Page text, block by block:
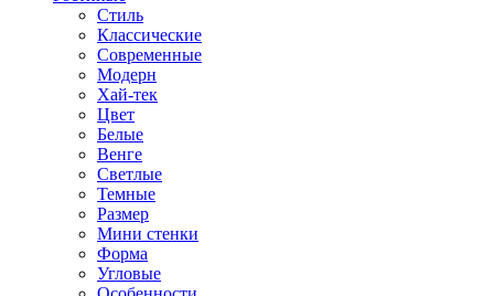
Стиль
Классические
Современные
Модерн
Хай-тек
Цвет
Белые
Венге
Светлые
Темные
Размер
Мини стенки
Форма
Угловые